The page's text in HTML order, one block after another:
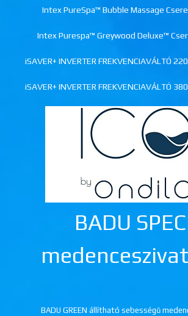
Intex PureSpa™ Bubble Massage
Intex Purespa™ Greywood Deluxe™
iSAVER+ INVERTER FREKVENCIAVÁLTÓ
iSAVER+ INVERTER FREKVENCIAVÁLTÓ
BADU
BADU GREEN állítható sebességű